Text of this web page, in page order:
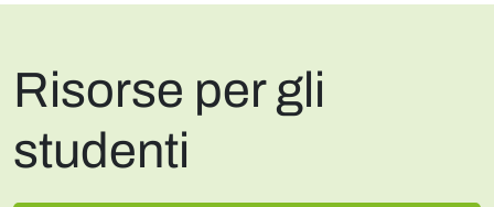
Risorse per gli
studenti